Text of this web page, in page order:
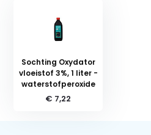
Sochting Oxydator
vloeistof 3%, 1 liter -
waterstofperoxide
€ 7,22